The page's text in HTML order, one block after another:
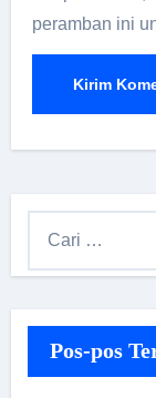
peramban ini
Pos-pos